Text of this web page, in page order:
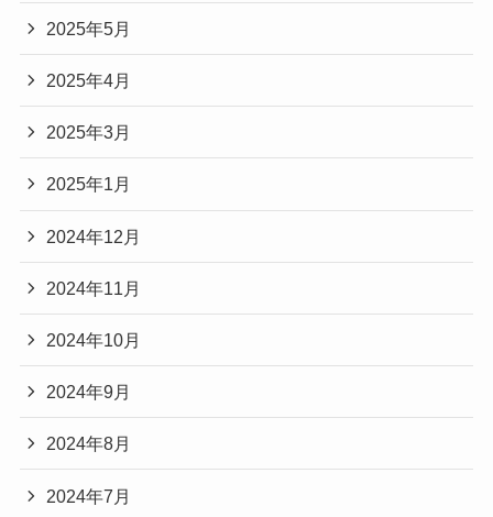
2025年5月
2025年4月
2025年3月
2025年1月
2024年12月
2024年11月
2024年10月
2024年9月
2024年8月
2024年7月